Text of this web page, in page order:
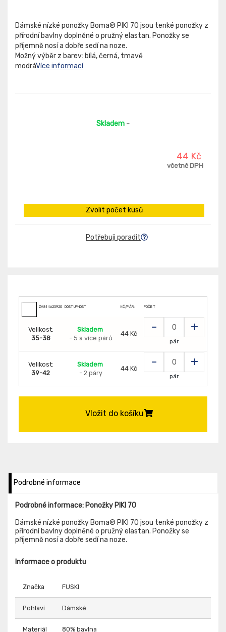
Dámské nízké ponožky Boma® PIKI 70 jsou tenké ponožky z
přírodní bavlny doplněné o pružný elastan. Ponožky se
příjemně nosí a dobře sedí na noze.
Možný výběr z barev: bílá, černá, tmavě
modráVíce informací
Skladem -
44 Kč
včetně DPH
Zvolit počet kusů
Potřebuji poradit
ZV814625920 DOSTUPNOST KČ/PÁR: POČET
Velikost:
35-38
Skladem
- 5 a více párů
44 Kč - +
pár
Velikost:
39-42
Skladem
- 2 páry
44 Kč - +
pár
Vložit do košíku
Podrobné informace
Podrobné informace: Ponožky PIKI 70
Dámské nízké ponožky Boma® PIKI 70 jsou tenké ponožky z
přírodní bavlny doplněné o pružný elastan. Ponožky se
příjemně nosí a dobře sedí na noze.
Informace o produktu
Značka FUSKI
Pohlaví Dámské
Materiál 80% bavlna